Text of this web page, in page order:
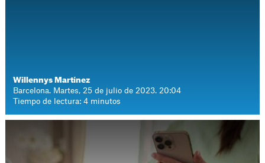
Willennys Martínez
Barcelona. Martes, 25 de julio de 2023. 20:04
Tiempo de lectura: 4 minutos